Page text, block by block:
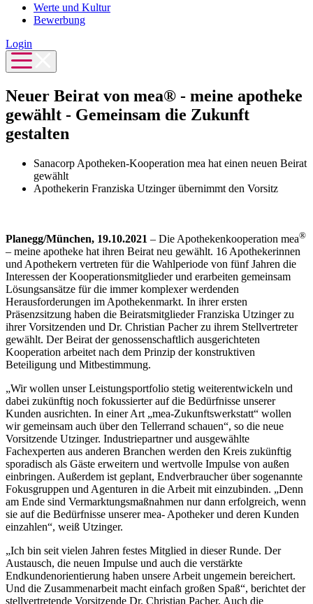
Werte und Kultur
Bewerbung
Login
Neuer Beirat von mea® - meine apotheke
gewählt - Gemeinsam die Zukunft
gestalten
Sanacorp Apotheken-Kooperation mea hat einen neuen Beirat
gewählt
Apothekerin Franziska Utzinger übernimmt den Vorsitz
Planegg/München, 19.10.2021 – Die Apothekenkooperation mea®
– meine apotheke hat ihren Beirat neu gewählt. 16 Apothekerinnen
und Apothekern vertreten für die Wahlperiode von fünf Jahren die
Interessen der Kooperationsmitglieder und erarbeiten gemeinsam
Lösungsansätze für die immer komplexer werdenden
Herausforderungen im Apothekenmarkt. In ihrer ersten
Präsenzsitzung haben die Beiratsmitglieder Franziska Utzinger zu
ihrer Vorsitzenden und Dr. Christian Pacher zu ihrem Stellvertreter
gewählt. Der Beirat der genossenschaftlich ausgerichteten
Kooperation arbeitet nach dem Prinzip der konstruktiven
Beteiligung und Mitbestimmung.
„Wir wollen unser Leistungsportfolio stetig weiterentwickeln und
dabei zukünftig noch fokussierter auf die Bedürfnisse unserer
Kunden ausrichten. In einer Art „mea-Zukunftswerkstatt“ wollen
wir gemeinsam auch über den Tellerrand schauen“, so die neue
Vorsitzende Utzinger. Industriepartner und ausgewählte
Fachexperten aus anderen Branchen werden den Kreis zukünftig
sporadisch als Gäste erweitern und wertvolle Impulse von außen
einbringen. Außerdem ist geplant, Endverbraucher über sogenannte
Fokusgruppen und Agenturen in die Arbeit mit einzubinden. „Denn
am Ende sind Vermarktungsmaßnahmen nur dann erfolgreich, wenn
sie auf die Bedürfnisse unserer mea- Apotheker und deren Kunden
einzahlen“, weiß Utzinger.
„Ich bin seit vielen Jahren festes Mitglied in dieser Runde. Der
Austausch, die neuen Impulse und auch die verstärkte
Endkundenorientierung haben unsere Arbeit ungemein bereichert.
Und die Zusammenarbeit macht einfach großen Spaß“, berichtet der
stellvertretende Vorsitzende Dr. Christian Pacher. Auch die